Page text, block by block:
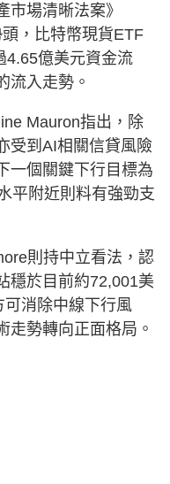
市場清晰法案》
頭，比特幣現貨ETF
4.65億美元資金流
流入走勢。
Mauron指出，除
受到AI相關信貸風險
一個關鍵下行目標為
平附近則料有強勁支
則持中立看法，認
穩於目前約72,001美
消除中線下行風
走勢轉向正面格局。